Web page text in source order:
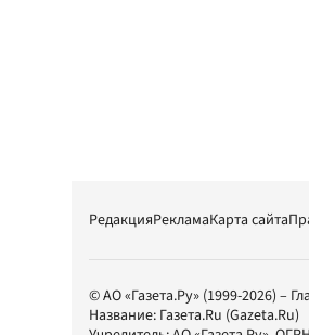
РедакцияРекламаКарта сайта
© АО «Газета.Ру» (1999-2026) –
Название: Газета.Ru (Gazeta.Ru)